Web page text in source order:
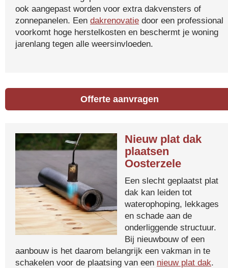
ook aangepast worden voor extra dakvensters of
zonnepanelen. Een dakrenovatie door een professional
voorkomt hoge herstelkosten en beschermt je woning
jarenlang tegen alle weersinvloeden.
Offerte aanvragen
Nieuw plat dak
plaatsen
Oosterzele
Een slecht geplaatst plat
dak kan leiden tot
waterophoping, lekkages
en schade aan de
onderliggende structuur.
Bij nieuwbouw of een
aanbouw is het daarom belangrijk een vakman in te
schakelen voor de plaatsing van een nieuw plat dak.